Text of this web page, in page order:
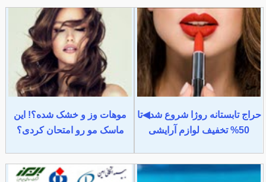
حراج تابستانه روژا شروع شد◀تا
50% تخفیف لوازم آرایشی
موهات وز و خشک شده؟! این
ماسک مو رو امتحان کردی؟